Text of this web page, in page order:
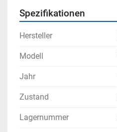
Spezifikationen
Hersteller
Modell
Jahr
Zustand
Lagernummer